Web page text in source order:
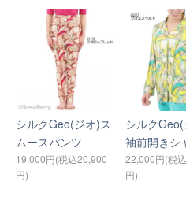
シルクGeo(ジオ)ス
ムースパンツ
19,000円(税込20,900
円)
シルク
袖前開きシ
22,000円(税
円)